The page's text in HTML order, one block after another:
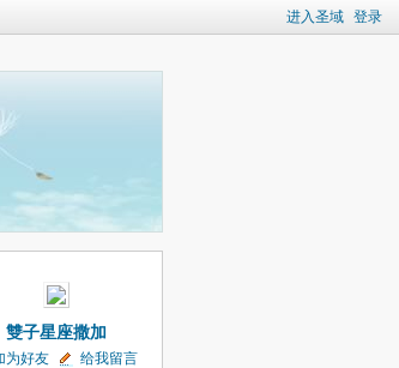
进入圣域 登录
雙子星座撒加
为好友
给我留言